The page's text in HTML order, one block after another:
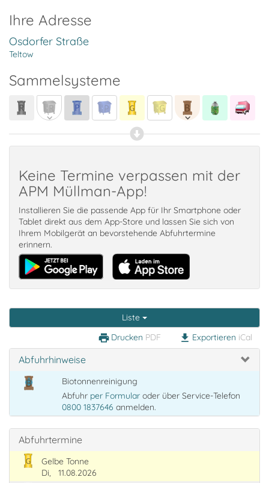
Ihre Adresse
Osdorfer Straße
Teltow
Sammelsysteme
Keine Termine verpassen mit der
APM Müllman-App!
Installieren Sie die passende App für Ihr Smartphone oder
Tablet direkt aus dem App-Store und lassen Sie sich von
Ihrem Mobilgerät an bevorstehende Abfuhrtermine
erinnern.
Liste
print Drucken PDF download Exportieren iCal
Abfuhrhinweise
Biotonnenreinigung
Abfuhr per Formular oder über Service-Telefon
0800 1837646 anmelden.
Abfuhrtermine
Gelbe Tonne
Di,
11.08.2026